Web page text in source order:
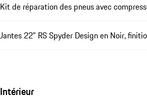
Kit de réparation des pneus avec
Jantes 22" RS Spyder Design en Noir,
Intérieur